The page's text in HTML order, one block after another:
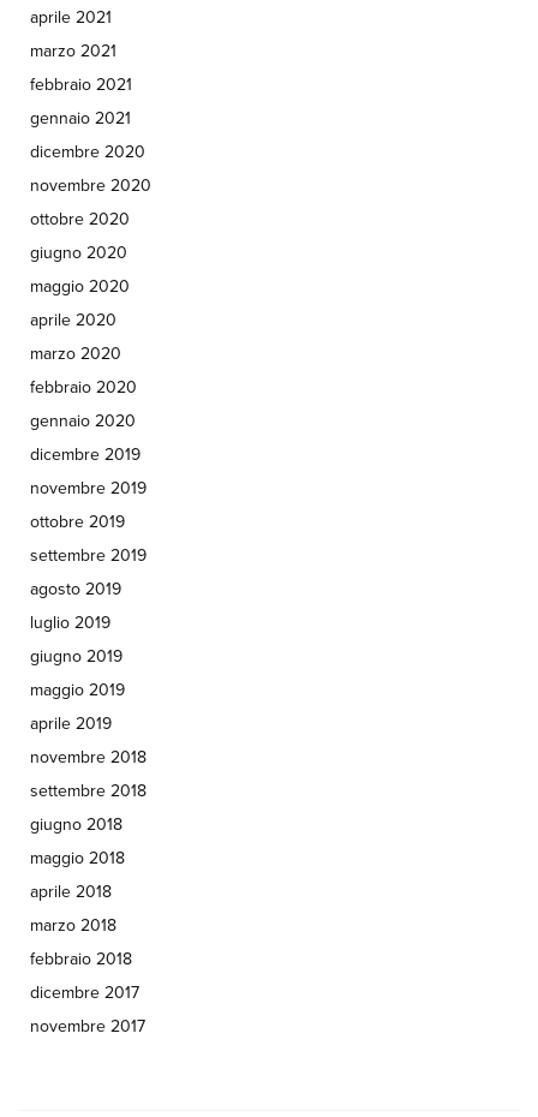
aprile 2021
marzo 2021
febbraio 2021
gennaio 2021
dicembre 2020
novembre 2020
ottobre 2020
giugno 2020
maggio 2020
aprile 2020
marzo 2020
febbraio 2020
gennaio 2020
dicembre 2019
novembre 2019
ottobre 2019
settembre 2019
agosto 2019
luglio 2019
giugno 2019
maggio 2019
aprile 2019
novembre 2018
settembre 2018
giugno 2018
maggio 2018
aprile 2018
marzo 2018
febbraio 2018
dicembre 2017
novembre 2017